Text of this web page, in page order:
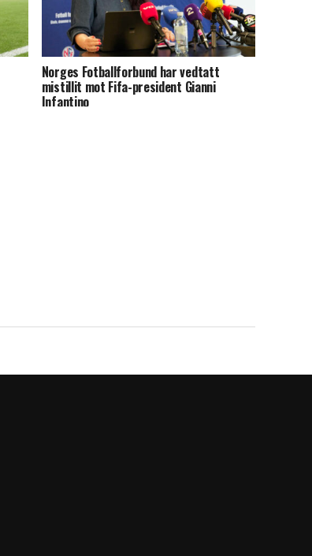
Norges Fotballforbund har vedtatt
mistillit mot Fifa-president Gianni
Infantino